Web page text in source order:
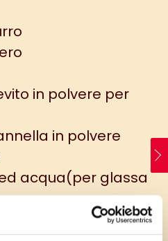
in polvere per
in polvere
acqua(per glassa
39 min